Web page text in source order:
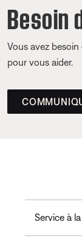
Besoin
Vous avez
pour vous aider.
Service à